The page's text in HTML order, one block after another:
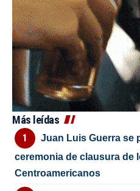
Más leídas
Juan Luis Guerra se
ceremonia de clausura de
Centroamericanos